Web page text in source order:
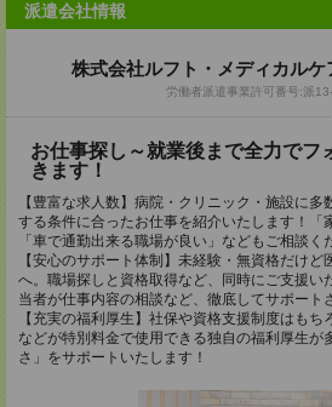
派遣会社情報
株式会社ルフト・メディカル
労働者派遣事業許可番号:派
お仕事探し～就業後まで全力でフ
きます！
【豊富な求人数】病院・クリニック・施設に
する条件に合ったお仕事を紹介いたします！「
「車で通勤出来る職場が良い」などもご相談く
【安心のサポート体制】未経験・無資格だけ
へ。職場探しと資格取得など、同時にご支援い
当者が仕事内容の相談など、徹底してサポート
【充実の福利厚生】社保や資格支援制度はも
などが特別料金で使用できる独自の福利厚生が
さ」をサポートいたします！